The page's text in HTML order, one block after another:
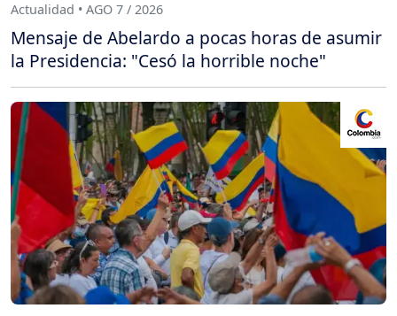
Actualidad • AGO 7 / 2026
Mensaje de Abelardo a pocas horas de asumir
la Presidencia: "Cesó la horrible noche"